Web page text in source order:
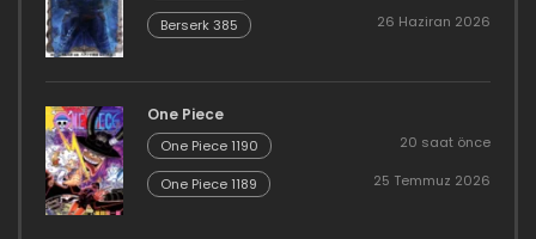
Berserk 385 26 Haziran 2026
One Piece
One Piece 1190 20 saat önce
One Piece 1189 25 Temmuz 2026